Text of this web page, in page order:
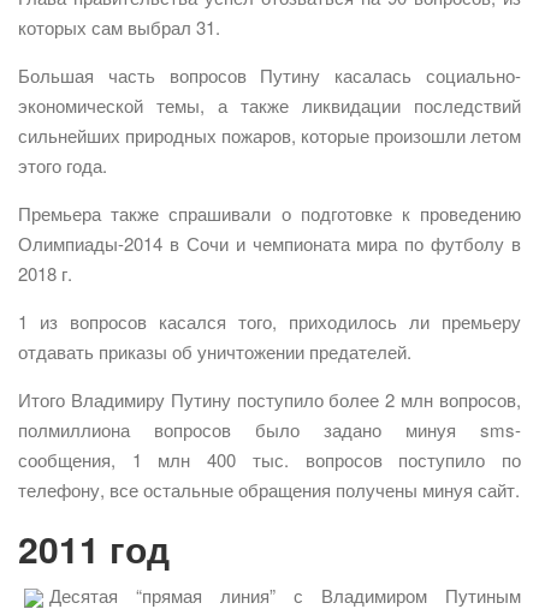
которых сам выбрал 31.
Большая часть вопросов Путину касалась социально-
экономической темы, а также ликвидации последствий
сильнейших природных пожаров, которые произошли летом
этого года.
Премьера также спрашивали о подготовке к проведению
Олимпиады-2014 в Сочи и чемпионата мира по футболу в
2018 г.
1 из вопросов касался того, приходилось ли премьеру
отдавать приказы об уничтожении предателей.
Итого Владимиру Путину поступило более 2 млн вопросов,
полмиллиона вопросов было задано минуя sms-
сообщения, 1 млн 400 тыс. вопросов поступило по
телефону, все остальные обращения получены минуя сайт.
2011 год
Десятая “прямая линия” с Владимиром Путиным